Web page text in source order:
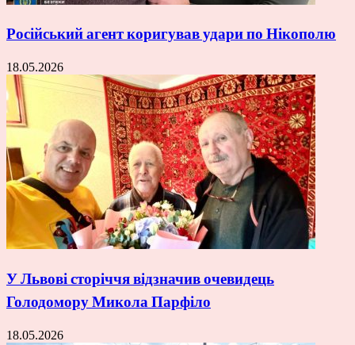
Російський агент коригував удари по Нікополю
18.05.2026
У Львові сторіччя відзначив очевидець
Голодомору Микола Парфіло
18.05.2026